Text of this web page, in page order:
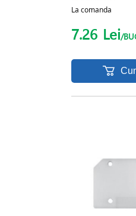
La comanda
7.26 Lei/